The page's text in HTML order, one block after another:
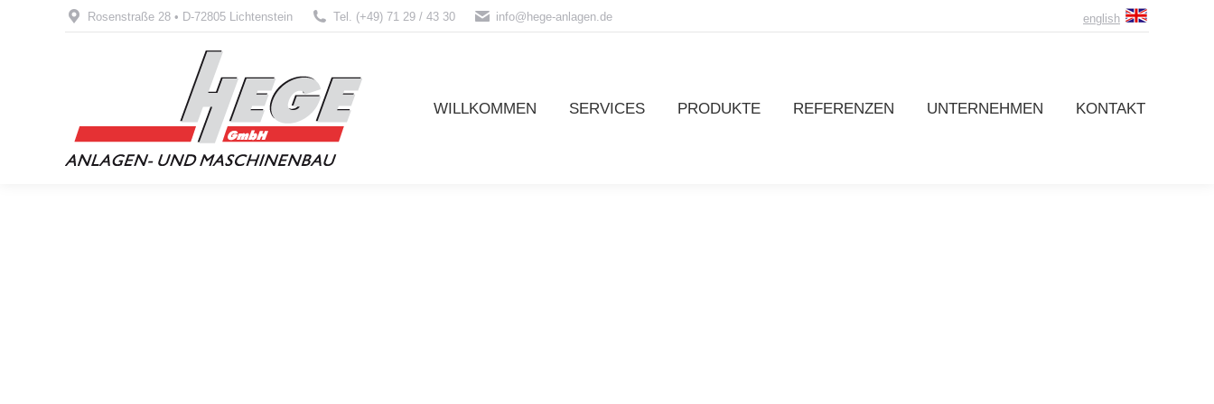
Rosenstraße 28 • D-72805 Lichtenstein Tel. (+49) 71 29 / 43 30 info@hege-anlagen.de english
WILLKOMMEN SERVICES PRODUKTE REFERENZEN UNTERNEHMEN KONTAKT